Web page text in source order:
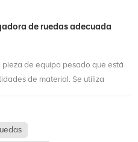
de ruedas adecuada
de equipo pesado que está
de material. Se utiliza
correcta puede ser una tarea
correcta, puede tomar una
factores a considerar al elegir